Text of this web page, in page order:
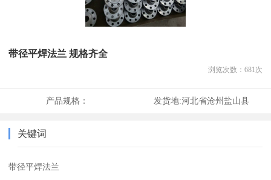
带径平焊法兰 规格齐全
浏览次数： 681 次
产品规格： 发货地:河北省沧州盐山县
关键词
带径平焊法兰